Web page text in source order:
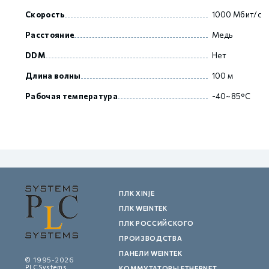
Скорость 1000 Мбит/с
Расстояние Медь
DDM Нет
Длина волны 100 м
Рабочая температура -40~85°C
© 1995-2026
PLCSystems
ПЛК XINJE
ПЛК WEINTEK
ПЛК РОССИЙСКОГО
ПРОИЗВОДСТВА
ПАНЕЛИ WEINTEK
GCAN